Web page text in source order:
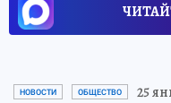
НОВОСТИ ОБЩЕСТВО 25